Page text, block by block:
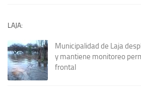
LAJA:
Municipalidad de Laja
y mantiene monitoreo
frontal